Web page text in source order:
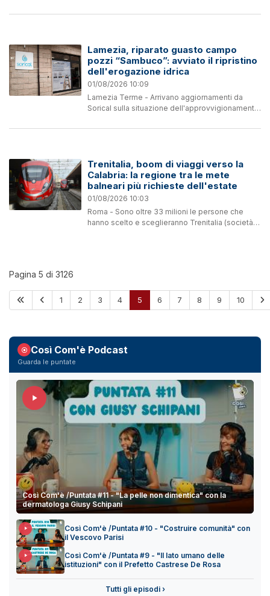
agli investimenti per il ripristino del potenziale
Lamezia, riparato guasto campo
pozzi “Sambuco”: avviato il ripristino
dell'erogazione idrica
01/08/2026 10:09
Lamezia Terme - Arrivano aggiornamenti da
Sorical sulla situazione dell'approvvigionamento
nelle scorse ore a causa dei guasti agli impianti
Trenitalia, boom di viaggi verso la
Calabria: la regione tra le mete
balneari più richieste dell'estate
01/08/2026 10:03
Roma - Sono oltre 33 milioni le persone che
hanno scelto e sceglieranno Trenitalia (società
Pagina 5 di 3126
1 2 3 4 5 6 7 8 9 10
Così Com'è Podcast
Guarda le puntate
Così Com'è /Puntata #11 - "La pelle non dimentica" con la
dermatologa Giusy Schipani
Così Com'è /Puntata #10 - "Costruire comunità" con
il Vescovo Parisi
Così Com'è /Puntata #9 - "Il lato umano delle
istituzioni" con il Prefetto Castrese De Rosa
Tutti gli episodi ›